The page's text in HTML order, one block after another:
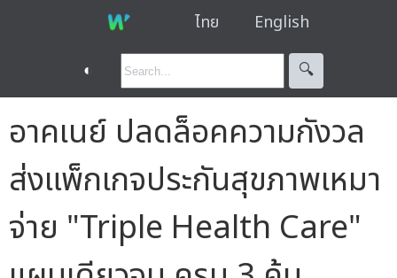
ไทย English
◐ 🔍︎
อาคเนย์ ปลดล็อคความกังวล
ส่งแพ็กเกจประกันสุขภาพเหมา
จ่าย "Triple Health Care"